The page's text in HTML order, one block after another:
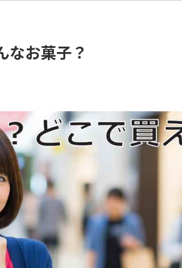
なお菓子？